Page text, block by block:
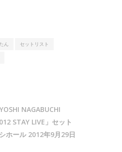
ん
セットリスト
NAGABUCHI
STAY LIVE」セット
ホール 2012年9月29日